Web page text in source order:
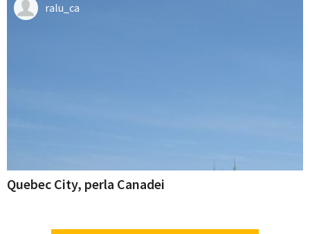
ralu_ca
Quebec City, perla Canadei